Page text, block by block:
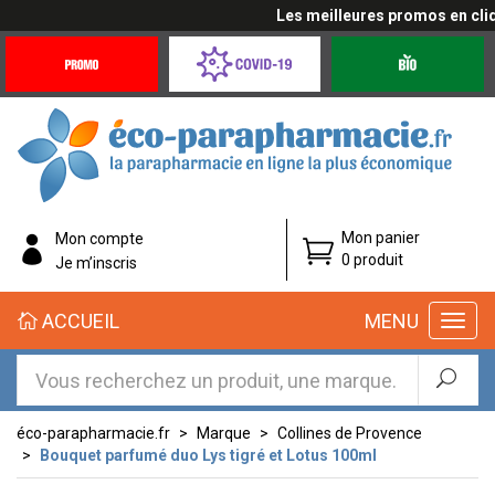
Les meilleures promos en
Offres
Coronavirus
éco-
parapharmacie.fr
éco-
parapharmacie.fr
Mon compte
Je m’inscris
Mon panier
0 produit
MENU
ACCUEIL
éco-parapharmacie.fr Marque
Collines de Provence
Bouquet parfumé duo Lys tigré et Lotus 100ml